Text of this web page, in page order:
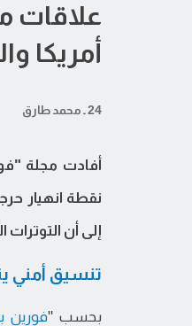
علاقات
أمريكا
24 ـ محمد طارق
أفادت مجلة
إلى أن
تنسيق أمني
بحسب "فورين